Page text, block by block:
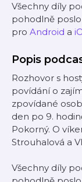
Všechny díly
pohodlně
pro Android a
Popis
Rozhovor s
povídání o
zpovídané
den po 9.
Pokorný. O
Strouhalová a
Všechny díly